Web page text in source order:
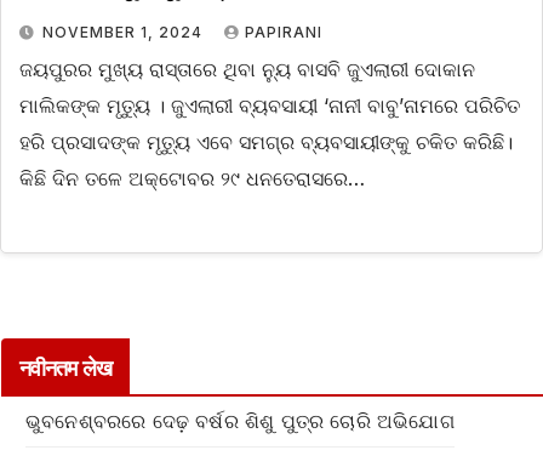
NOVEMBER 1, 2024 PAPIRANI
ଜୟପୁରର ମୁଖ୍ୟ ରାସ୍ତାରେ ଥିବା ନ୍ୟୁ ବାସବି ଜୁଏଲାରୀ ଦୋକାନ
ମାଲିକଙ୍କ ମୃତ୍ୟୁ । ଜୁଏଲାରୀ ବ୍ୟବସାୟୀ ‘ନାନୀ ବାବୁ’ନାମରେ ପରିଚିତ
ହରି ପ୍ରସାଦଙ୍କ ମୃତ୍ୟୁ ଏବେ ସମଗ୍ର ବ୍ୟବସାୟୀଙ୍କୁ ଚକିତ କରିଛି।
କିଛି ଦିନ ତଳେ ଅକ୍ଟୋବର ୨୯ ଧନତେରାସରେ…
नवीनतम लेख
ଭୁବନେଶ୍ବରରେ ଦେଢ଼ ବର୍ଷର ଶିଶୁ ପୁତ୍ର ଚୋରି ଅଭିଯୋଗ